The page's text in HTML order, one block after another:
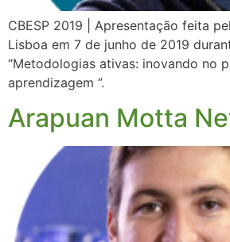
CBESP 2019 | Apresentação feita
Lisboa em 7 de junho de 2019
“Metodologias ativas: inovando no
aprendizagem ”.
Arapuan Motta